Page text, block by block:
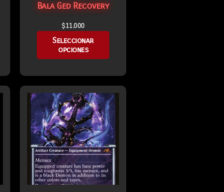
Bala Ged Recovery
$11.000
Seleccionar
opciones